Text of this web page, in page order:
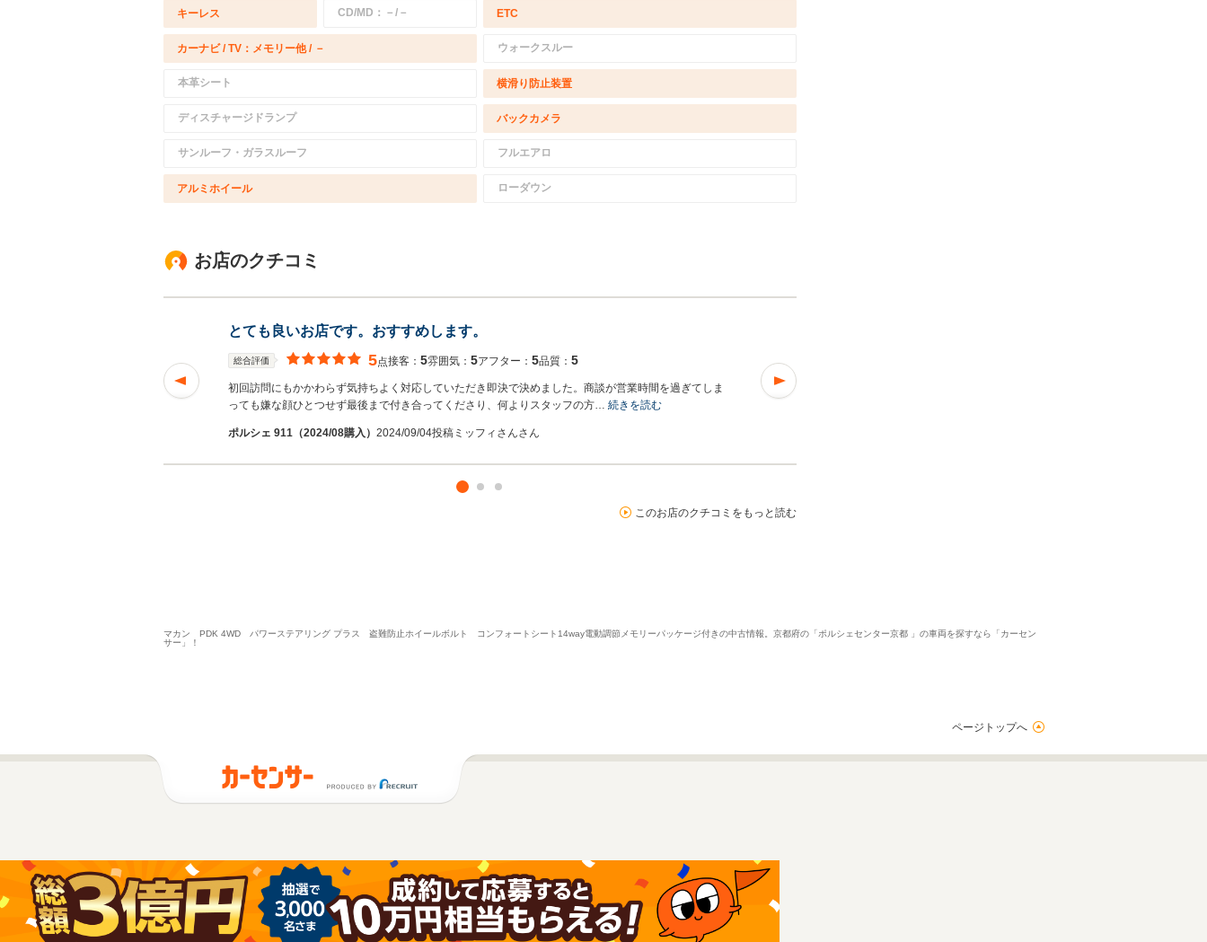
キーレス CD/MD：－/－ ETC
カーナビ / TV：メモリー他 / － ウォークスルー
本革シート 横滑り防止装置
ディスチャージドランプ バックカメラ
サンルーフ・ガラスルーフ フルエアロ
アルミホイール ローダウン
お店のクチコミ
とても良いお店です。おすすめします。
総合評価 5点接客： 5雰囲気： 5アフター： 5品質： 5
初回訪問にもかかわらず気持ちよく対応していただき即決で決めました。商談が営業時間を過ぎてしま
っても嫌な顔ひとつせず最後まで付き合ってくださり、何よりスタッフの方… 続きを読む
ポルシェ 911（2024/08購入） 2024/09/04投稿 ミッフィさんさん
このお店のクチコミをもっと読む
マカン PDK 4WD パワーステアリング プラス 盗難防止ホイールボルト コンフォートシート14way電動調節メモリーパッケージ付きの中古情報。京都府の「ポルシェセンター京都 」の車両を探すなら「カーセン
サー」！
ページトップへ